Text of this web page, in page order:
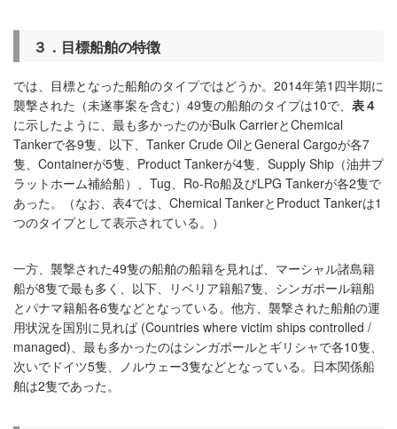
３．目標船舶の特徴
では、目標となった船舶のタイプではどうか。2014年第1四半期に
襲撃された（未遂事案を含む）49隻の船舶のタイプは10で、 表４
に示したように、最も多かったのがBulk CarrierとChemical
Tankerで各9隻、以下、Tanker Crude OilとGeneral Cargoが各7
隻、Containerが5隻、Product Tankerが4隻、Supply Ship（油井プ
ラットホーム補給船）、Tug、Ro-Ro船及びLPG Tankerが各2隻で
あった。（なお、表4では、Chemical TankerとProduct Tankerは1
つのタイプとして表示されている。）
一方、襲撃された49隻の船舶の船籍を見れば、マーシャル諸島籍
船が8隻で最も多く、以下、リベリア籍船7隻、シンガポール籍船
とパナマ籍船各6隻などとなっている。他方、襲撃された船舶の運
用状況を国別に見れば (Countries where victim ships controlled /
managed)、最も多かったのはシンガポールとギリシャで各10隻、
次いでドイツ5隻、ノルウェー3隻などとなっている。日本関係船
舶は2隻であった。